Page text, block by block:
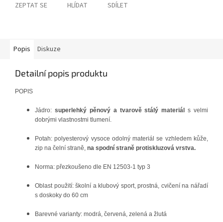
ZEPTAT SE HLÍDAT SDÍLET
Popis Diskuze
Detailní popis produktu
POPIS
Jádro: superlehký pěnový a tvarově stálý materiál
s velmi
dobrými vlastnostmi tlumení.
Potah: polyesterový vysoce odolný materiál se vzhledem kůže,
zip na čelní straně, na spodní straně protiskluzová vrstva.
Norma: přezkoušeno dle EN 12503-1 typ 3
Oblast použití: školní a klubový sport, prostná, cvičení na nářadí
s doskoky do 60 cm
Barevné varianty: modrá, červená, zelená a žlutá